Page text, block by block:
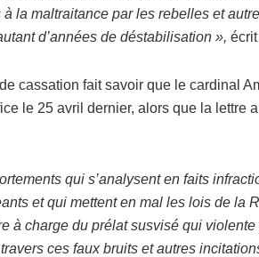
la maltraitance par les rebelles et
d’années de déstabilisation »,
cassation fait savoir que le cardinal
le 25 avril dernier, alors que la lettre
qui s’analysent en faits
et qui mettent en mal les lois de la
à charge du prélat susvisé qui
ces faux bruits et autres